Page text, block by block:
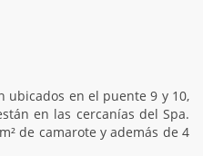
ubicados en el puente 9 y 10,
en las cercanías del Spa.
de camarote y además de 4